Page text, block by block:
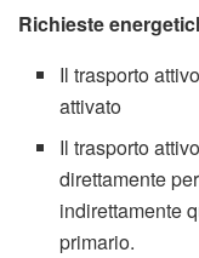
Richieste
Il trasporto
attivato
Il trasporto
direttamente
indirettamente
primario.